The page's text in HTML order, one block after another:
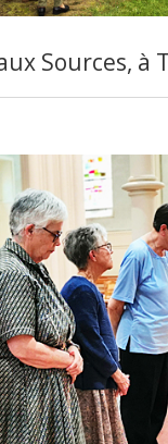
Sources, à